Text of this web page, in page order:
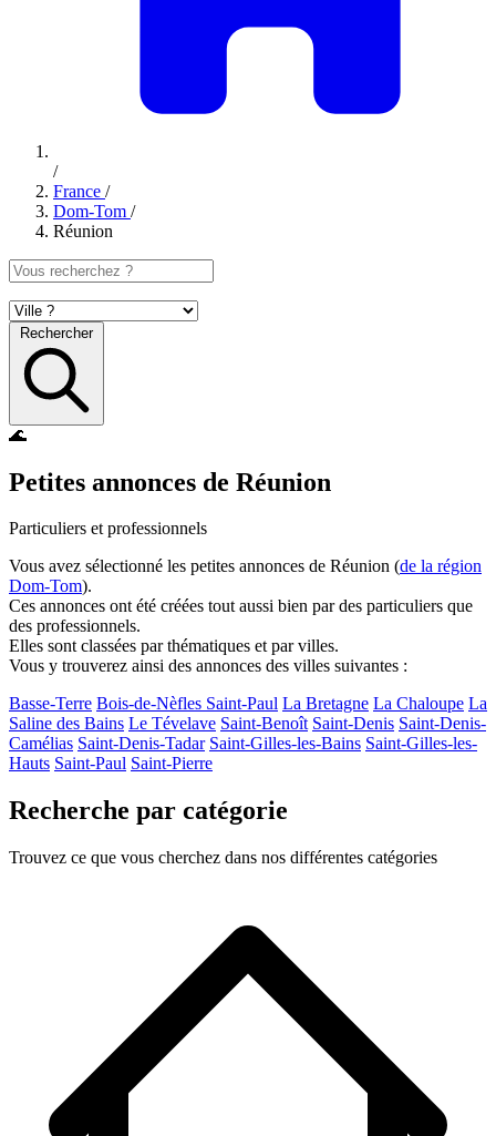
/
France /
Dom-Tom /
Réunion
Rechercher
🌊
Petites annonces de Réunion
Particuliers et professionnels
Vous avez sélectionné les petites annonces de Réunion (de la région
Dom-Tom).
Ces annonces ont été créées tout aussi bien par des particuliers que
des professionnels.
Elles sont classées par thématiques et par villes.
Vous y trouverez ainsi des annonces des villes suivantes :
Basse-Terre Bois-de-Nèfles Saint-Paul La Bretagne La Chaloupe La
Saline des Bains Le Tévelave Saint-Benoît Saint-Denis Saint-Denis-
Camélias Saint-Denis-Tadar Saint-Gilles-les-Bains Saint-Gilles-les-
Hauts Saint-Paul Saint-Pierre
Recherche par catégorie
Trouvez ce que vous cherchez dans nos différentes catégories